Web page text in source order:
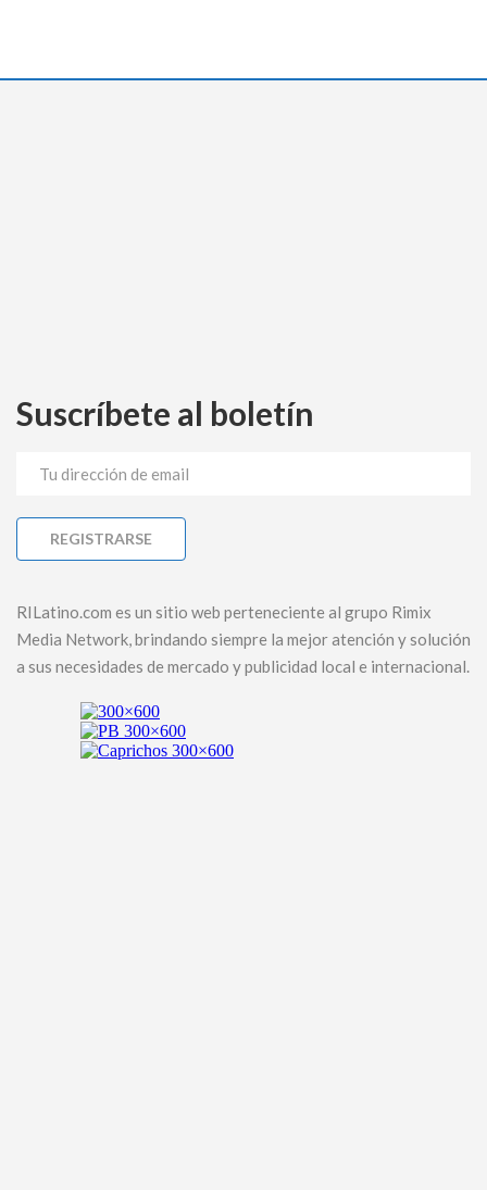
Suscríbete al boletín
RILatino.com es un sitio web perteneciente al grupo Rimix
Media Network, brindando siempre la mejor atención y solución
a sus necesidades de mercado y publicidad local e internacional.